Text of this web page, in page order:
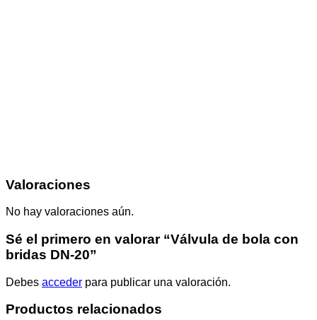
Valoraciones
No hay valoraciones aún.
Sé el primero en valorar “Válvula de bola con
bridas DN-20”
Debes acceder para publicar una valoración.
Productos relacionados